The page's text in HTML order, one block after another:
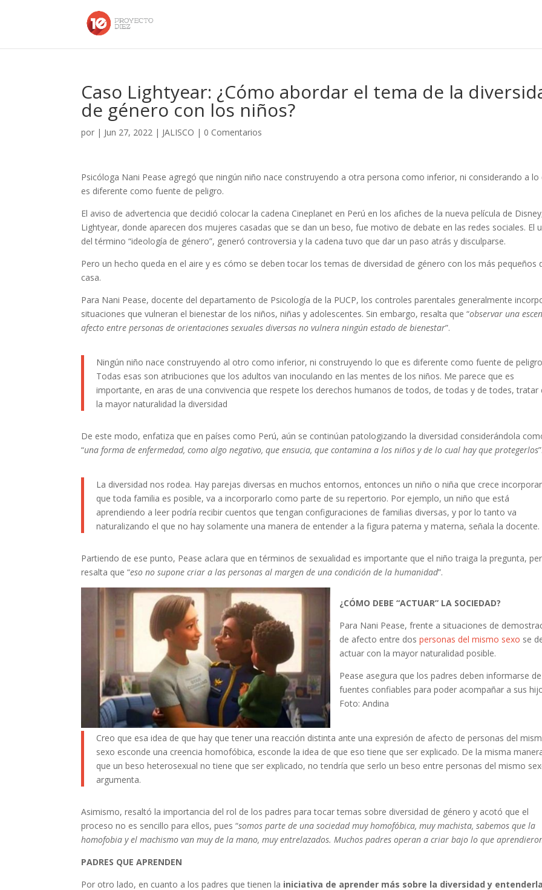
Caso Lightyear: ¿Cómo abordar el tema de la
de género con los niños?
por | Jun 27, 2022 | JALISCO | 0 Comentarios
Psicóloga Nani Pease agregó que ningún niño nace construyendo a otra persona como inferior, ni considerando a lo
es diferente como fuente de peligro.
El aviso de advertencia que decidió colocar la cadena Cineplanet en Perú en los afiches de la nueva película de
Lightyear, donde aparecen dos mujeres casadas que se dan un beso, fue motivo de debate en las redes sociales. El
del término “ideología de género”, generó controversia y la cadena tuvo que dar un paso atrás y disculparse.
Pero un hecho queda en el aire y es cómo se deben tocar los temas de diversidad de género con los más pequeños
casa.
Para Nani Pease, docente del departamento de Psicología de la PUCP, los controles parentales generalmente
situaciones que vulneran el bienestar de los niños, niñas y adolescentes. Sin embargo, resalta que “observar una
afecto entre personas de orientaciones sexuales diversas no vulnera ningún estado de bienestar”.
Ningún niño nace construyendo al otro como inferior, ni construyendo lo que es diferente como fuente de
Todas esas son atribuciones que los adultos van inoculando en las mentes de los niños. Me parece que es
importante, en aras de una convivencia que respete los derechos humanos de todos, de todas y de todes, tratar
la mayor naturalidad la diversidad
De este modo, enfatiza que en países como Perú, aún se continúan patologizando la diversidad considerándola
“una forma de enfermedad, como algo negativo, que ensucia, que contamina a los niños y de lo cual hay que protegerlos”.
La diversidad nos rodea. Hay parejas diversas en muchos entornos, entonces un niño o niña que crece
que toda familia es posible, va a incorporarlo como parte de su repertorio. Por ejemplo, un niño que está
aprendiendo a leer podría recibir cuentos que tengan configuraciones de familias diversas, y por lo tanto va
naturalizando el que no hay solamente una manera de entender a la figura paterna y materna, señala la docente.
Partiendo de ese punto, Pease aclara que en términos de sexualidad es importante que el niño traiga la pregunta,
resalta que “eso no supone criar a las personas al margen de una condición de la humanidad”.
¿CÓMO DEBE “ACTUAR” LA SOCIEDAD?
Para Nani Pease, frente a situaciones de
de afecto entre dospersonas del mismo sexo se
actuar con la mayor naturalidad posible.
Pease asegura que los padres deben informarse de
fuentes confiables para poder acompañar a sus
Foto: Andina
Creo que esa idea de que hay que tener una reacción distinta ante una expresión de afecto de personas del
sexo esconde una creencia homofóbica, esconde la idea de que eso tiene que ser explicado. De la misma
que un beso heterosexual no tiene que ser explicado, no tendría que serlo un beso entre personas del mismo
argumenta.
Asimismo, resaltó la importancia del rol de los padres para tocar temas sobre diversidad de género y acotó que el
proceso no es sencillo para ellos, pues “somos parte de una sociedad muy homofóbica, muy machista, sabemos que la
homofobia y el machismo van muy de la mano, muy entrelazados. Muchos padres operan a criar bajo lo que
PADRES QUE APRENDEN
Por otro lado, en cuanto a los padres que tienen la iniciativa de aprender más sobre la diversidad y entenderla